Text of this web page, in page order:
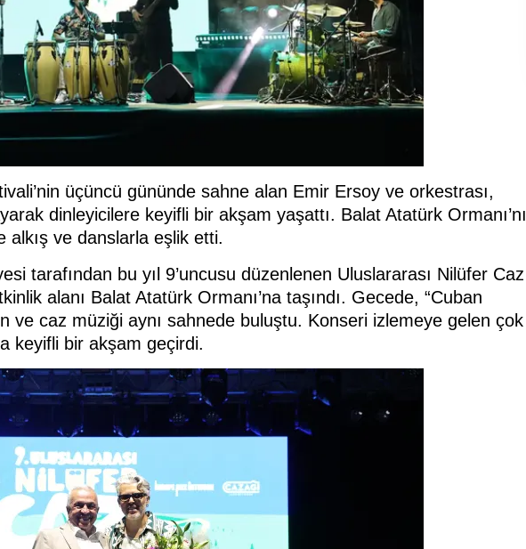
üçüncü gününde sahne alan Emir Ersoy ve orkestrası,
dinleyicilere keyifli bir akşam yaşattı. Balat Atatürk Ormanı’nı
ve danslarla eşlik etti.
tarafından bu yıl 9’uncusu düzenlenen Uluslararası Nilüfer Caz
alanı Balat Atatürk Ormanı’na taşındı. Gecede, “Cuban
ve caz müziği aynı sahnede buluştu. Konseri izlemeye gelen çok
keyifli bir akşam geçirdi.